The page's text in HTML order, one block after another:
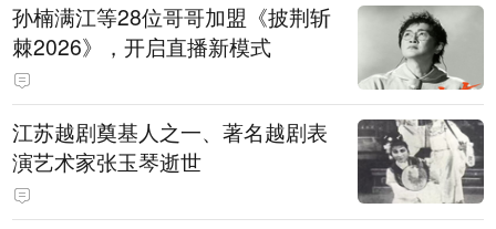
孙楠满江等28位哥哥加盟《披荆斩
棘2026》，开启直播新模式
江苏越剧奠基人之一、著名越剧表
演艺术家张玉琴逝世